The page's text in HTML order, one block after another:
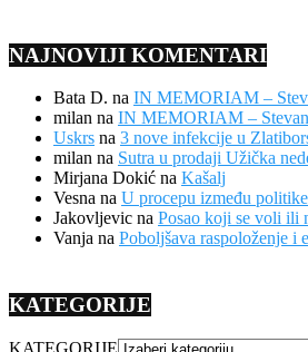
NAJNOVIJI KOMENTARI
Bata D. na IN MEMORIAM –
milan na IN MEMORIAM –
Uskrs na 3 nove infekcije u
milan na Sutra u prodaji Užička
Mirjana Dokić na Kašalj
Vesna na U procepu između
Jakovljevic na Posao koji se voli ili
Vanja na Poboljšava raspoloženje i
KATEGORIJE
KATEGORIJE